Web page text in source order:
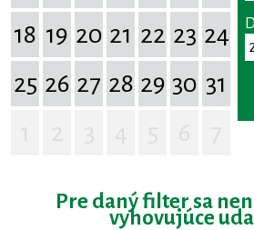
18 19 20 21 22 23 24
25 26 27 28 29 30 31
Pre daný filter sa
vyhovujúce